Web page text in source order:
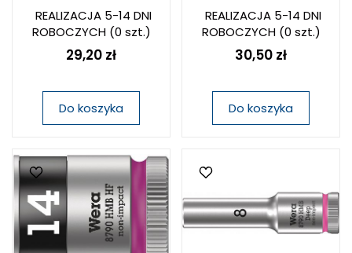
REALIZACJA 5-14 DNI
ROBOCZYCH(0 szt.)
29,20 zł
Do koszyka
REALIZACJA 5-14 DNI
ROBOCZYCH(0 szt.)
30,50 zł
Do koszyka